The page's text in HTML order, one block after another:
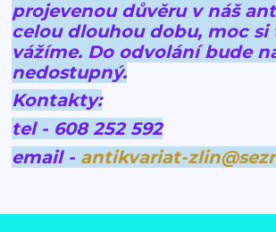
projevenou důvěru v náš
celou dlouhou dobu, moc si
vážíme. Do odvolání bude
nedostupný.
Kontakty:
tel - 608 252 592
email - antikvariat-